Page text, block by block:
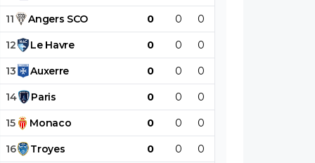
11 Angers SCO 0 0 0
12 Le Havre 0 0 0
13 Auxerre 0 0 0
14 Paris 0 0 0
15 Monaco 0 0 0
16 Troyes 0 0 0